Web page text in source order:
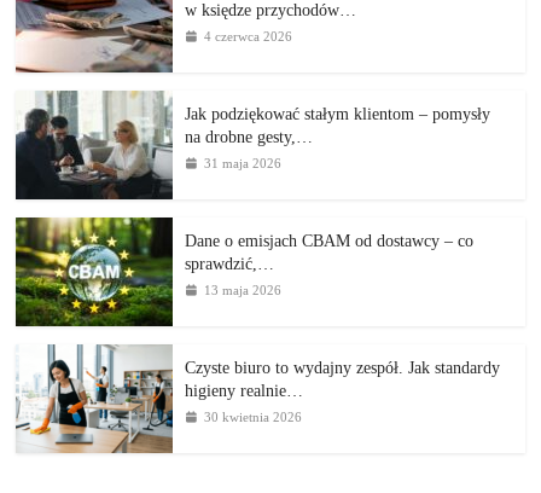
w księdze przychodów…
4 czerwca 2026
Jak podziękować stałym klientom – pomysły
na drobne gesty,…
31 maja 2026
Dane o emisjach CBAM od dostawcy – co
sprawdzić,…
13 maja 2026
Czyste biuro to wydajny zespół. Jak standardy
higieny realnie…
30 kwietnia 2026